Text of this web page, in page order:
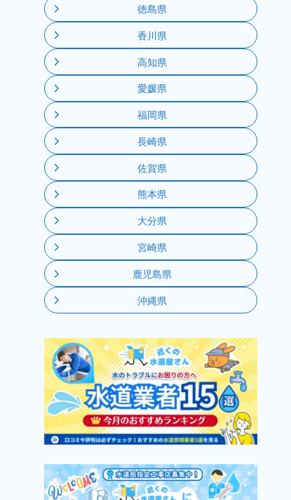
徳島県
香川県
高知県
愛媛県
福岡県
長崎県
佐賀県
熊本県
大分県
宮崎県
鹿児島県
沖縄県